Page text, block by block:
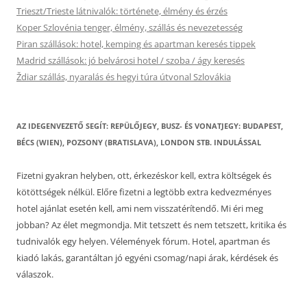
Trieszt/Trieste látnivalók: története, élmény és érzés
Koper Szlovénia tenger, élmény, szállás és nevezetesség
Piran szállások: hotel, kemping és apartman keresés tippek
Madrid szállások: jó belvárosi hotel / szoba / ágy keresés
Ždiar szállás, nyaralás és hegyi túra útvonal Szlovákia
AZ IDEGENVEZETŐ SEGÍT: REPÜLŐJEGY, BUSZ- ÉS VONATJEGY: BUDAPEST,
BÉCS (WIEN), POZSONY (BRATISLAVA), LONDON STB. INDULÁSSAL
Fizetni gyakran helyben, ott, érkezéskor kell, extra költségek és
kötöttségek nélkül. Előre fizetni a legtöbb extra kedvezményes
hotel ajánlat esetén kell, ami nem visszatérítendő. Mi éri meg
jobban? Az élet megmondja. Mit tetszett és nem tetszett, kritika és
tudnivalók egy helyen. Vélemények fórum. Hotel, apartman és
kiadó lakás, garantáltan jó egyéni csomag/napi árak, kérdések és
válaszok.